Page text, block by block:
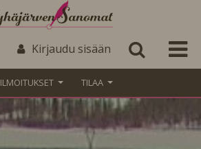
Kirjaudu sisään
ILMOITUKSET TILAA